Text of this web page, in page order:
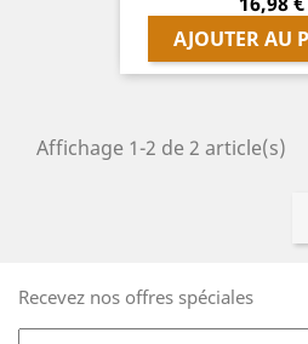
AJOUTER AU
Affichage 1-2 de 2 article(s)
Recevez nos offres spéciales